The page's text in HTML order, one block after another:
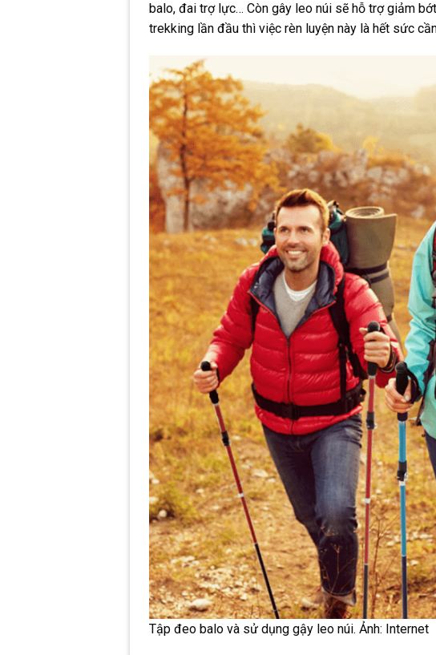
balo, đai trợ lực… Còn gây leo núi sẽ hỗ trợ giảm
trekking lần đầu thì việc rèn luyện này là hết sức
Tập đeo balo và sử dụng gậy leo núi. Ảnh: Internet